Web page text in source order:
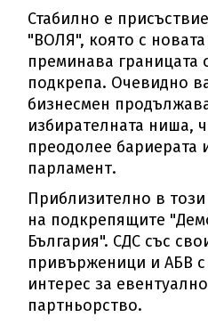
Стабилно е
"ВОЛЯ", която с
преминава границата
подкрепа. Очевидно
бизнесмен
избирателната ниша,
преодолее бариерата
парламент.
Приблизително в
на подкрепящите
България". СДС със
привърженици и АБВ с
интерес за
партньорство.